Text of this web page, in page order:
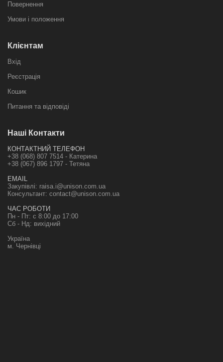
Повернення
Умови і положення
Клієнтам
Вхід
Реєстрація
Кошик
Питання та відповіді
Наші Контакти
КОНТАКТНИЙ ТЕЛЕФОН
+38 (068) 807 7514 - Катерина
+38 (067) 896 1797 - Тетяна
EMAIL
Закупівлі: raisa.i@unison.com.ua
Консультант: contact@unison.com.ua
ЧАС РОБОТИ
Пн - Пт: с 8:00 до 17:00
Сб - Нд: вихідний
Україна
м. Чернівці